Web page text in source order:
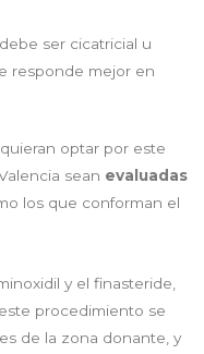
ser cicatricial u
responde mejor en
optar por este
sean evaluadas
los que conforman el
y el finasteride,
procedimiento se
de la zona donante, y